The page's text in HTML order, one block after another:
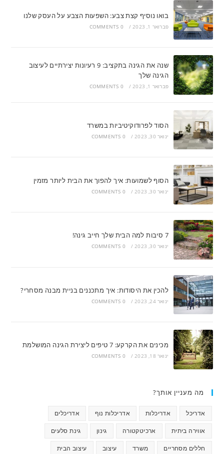
בואו נוסיף קצת צבע: השפעות הצבע על העסק שלנו
פברואר 1, 2023 /
0 COMMENTS
שנה את הגינה בתקציב: 9 רעיונות יצירתיים לעיצוב
הגינה שלך
פברואר 1, 2023 /
0 COMMENTS
הסוד לפרודוקיטיביות במשרד
ינואר 30, 2023 /
0 COMMENTS
הסוף לשמועות: איך להפוך את הבית ליותר מזמין
ינואר 30, 2023 /
0 COMMENTS
7 סיבות למה הבית שלך חייב גינה!
ינואר 30, 2023 /
0 COMMENTS
להכין את היסודות: איך מתכננים בניית מבנה מסחרי?
ינואר 24, 2023 /
0 COMMENTS
מכינים את הקרקע: 7 טיפים ליצירת הגינה המושלמת
ינואר 18, 2023 /
0 COMMENTS
מה מעניין אותך?
אדריכל אדריכלות אדריכלות נוף אדריכלים
אווירה ביתית ארכיטקטורה גינון גינת סלעים
חללים מסחריים משרד עיצוב עיצוב הבית